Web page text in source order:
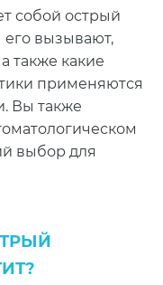
собой острый
его вызывают,
также какие
применяются
Вы также
выбор для